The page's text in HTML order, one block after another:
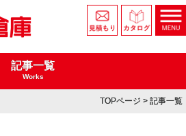
記事一覧
Works
TOPページ > 記事一覧